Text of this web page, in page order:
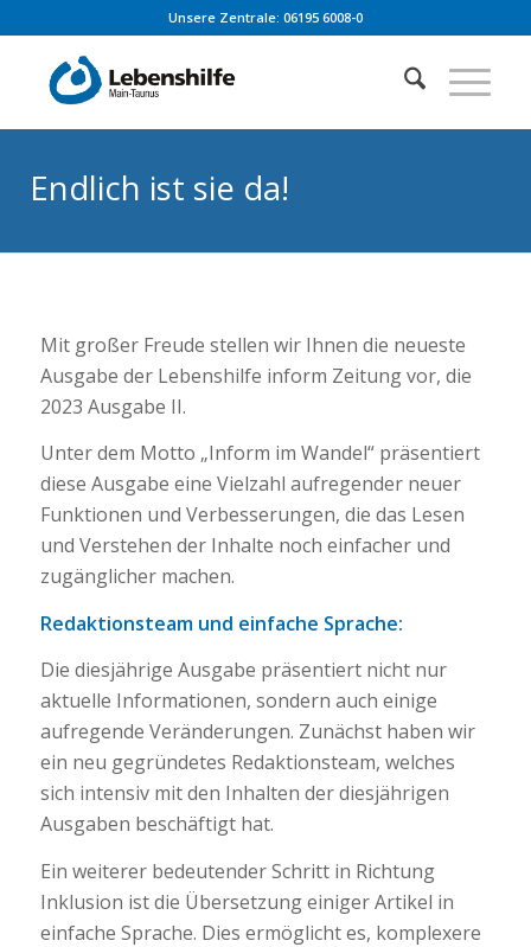
Unsere Zentrale: 06195 6008-0
Endlich ist sie da!
Mit großer Freude stellen wir Ihnen die neueste
Ausgabe der Lebenshilfe inform Zeitung vor, die
2023 Ausgabe II.
Unter dem Motto „Inform im Wandel“ präsentiert
diese Ausgabe eine Vielzahl aufregender neuer
Funktionen und Verbesserungen, die das Lesen
und Verstehen der Inhalte noch einfacher und
zugänglicher machen.
Redaktionsteam und einfache Sprache:
Die diesjährige Ausgabe präsentiert nicht nur
aktuelle Informationen, sondern auch einige
aufregende Veränderungen. Zunächst haben wir
ein neu gegründetes Redaktionsteam, welches
sich intensiv mit den Inhalten der diesjährigen
Ausgaben beschäftigt hat.
Ein weiterer bedeutender Schritt in Richtung
Inklusion ist die Übersetzung einiger Artikel in
einfache Sprache. Dies ermöglicht es, komplexere